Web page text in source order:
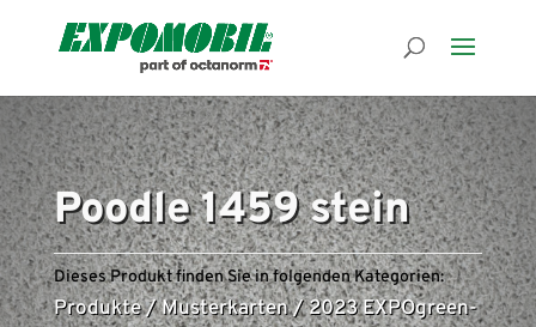
Poodle 1459 stein
Dieses Produkt finden Sie in folgenden Kategorien:
Produkte/Musterkarten/2023 EXPOgreen-